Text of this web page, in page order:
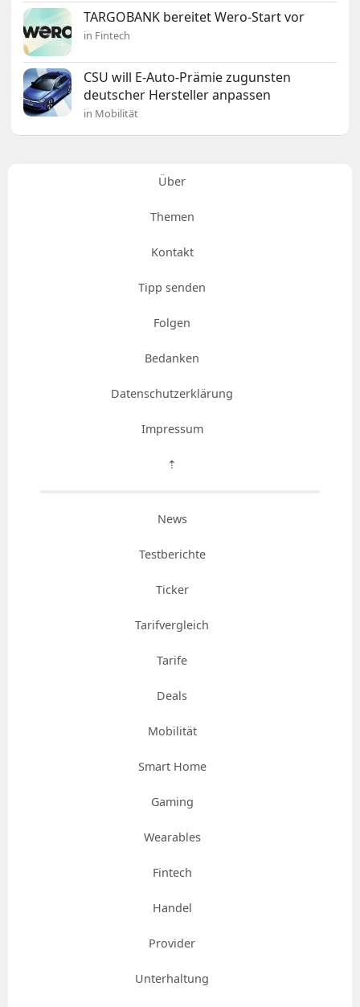
TARGOBANK bereitet Wero-Start vor
in Fintech
CSU will E-Auto-Prämie zugunsten
deutscher Hersteller anpassen
in Mobilität
Über
Themen
Kontakt
Tipp senden
Folgen
Bedanken
Datenschutzerklärung
Impressum
⇡
News
Testberichte
Ticker
Tarifvergleich
Tarife
Deals
Mobilität
Smart Home
Gaming
Wearables
Fintech
Handel
Provider
Unterhaltung